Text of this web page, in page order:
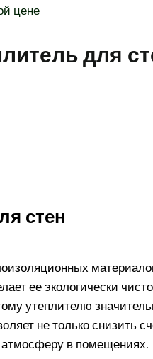
цене
для
стен
ее экологически
утеплителю
не только снизить
атмосферу в помещениях.